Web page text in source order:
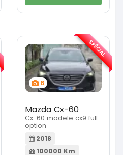
6
Mazda Cx-60
Cx-60 modele cx9 full
option
2018
100000 Km
SPÉCIAL